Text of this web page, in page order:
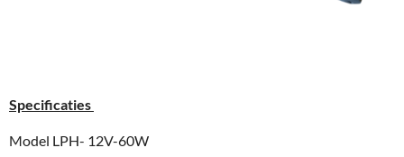
Specificaties
Model LPH- 12V-60W